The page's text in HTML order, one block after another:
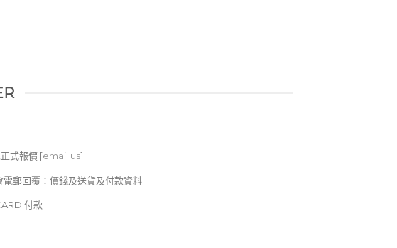
式報價 [email us]
郵回覆：價錢及送貨及付款資料
付款